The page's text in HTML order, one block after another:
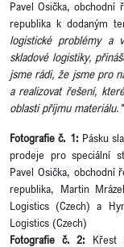
Pavel Osička, obchodní
republika k dodaným
logistické problémy a
skladové logistiky,
jsme rádi, že jsme pro
a realizovat řešení,
oblasti příjmu materiálu."
Fotografie č. 1: Pásku
prodeje pro speciální
Pavel Osička, obchodní
republika, Martin
Logistics (Czech) a
Logistics (Czech)
Fotografie č. 2: Křest